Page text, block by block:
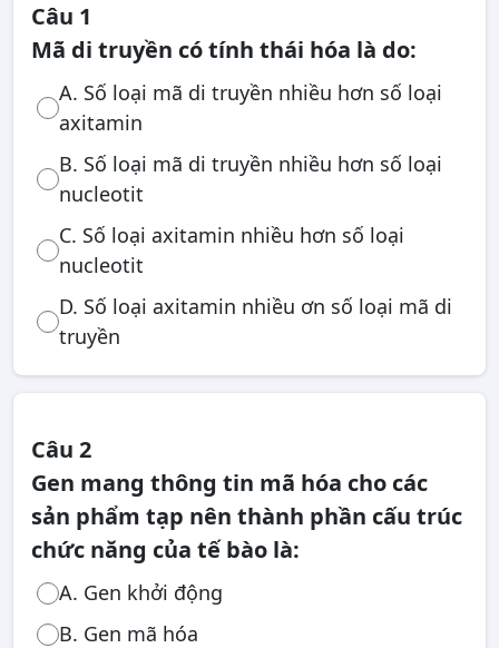
Câu 1
Mã di truyền có tính thái hóa là do:
A. Số loại mã di truyền nhiều hơn số loại
axitamin
B. Số loại mã di truyền nhiều hơn số loại
nucleotit
C. Số loại axitamin nhiều hơn số loại
nucleotit
D. Số loại axitamin nhiều ơn số loại mã di
truyền
Câu 2
Gen mang thông tin mã hóa cho các
sản phẩm tạp nên thành phần cấu trúc
chức năng của tế bào là:
A. Gen khởi động
B. Gen mã hóa